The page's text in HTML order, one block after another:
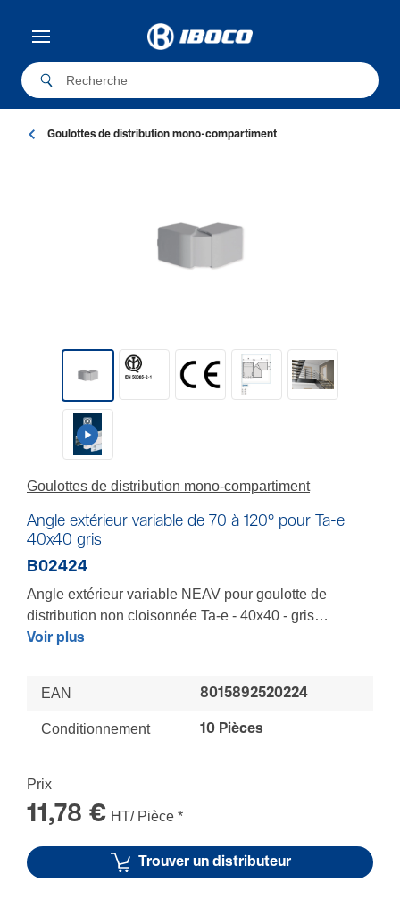
Goulottes de distribution mono-compartiment
Goulottes de distribution mono-compartiment
Angle extérieur variable de 70 à 120° pour Ta-e
40x40 gris
B02424
Angle extérieur variable NEAV pour goulotte de
distribution non cloisonnée Ta-e - 40x40 - gris
RAL7030
un recouvrement total des coupes mêmes imprécises
des socles et couvercles - Tenue renforcée - Clipsage
Respect de la norme - Respect des rayons de
courbure
Voir plus
EAN 8015892520224
Conditionnement 10 Pièces
Prix
11,78 € HT/ Pièce *
Trouver un distributeur